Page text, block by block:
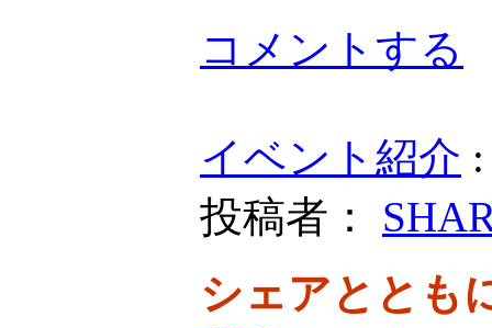
コメントする
イベント紹介
投稿者：
シェアととも